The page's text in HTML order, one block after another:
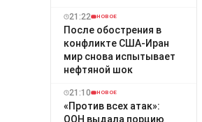
21:22 НОВОЕ
После обострения в
конфликте США-Иран
мир снова испытывает
нефтяной шок
21:10 НОВОЕ
«Против всех атак»:
ООН выдала порцию